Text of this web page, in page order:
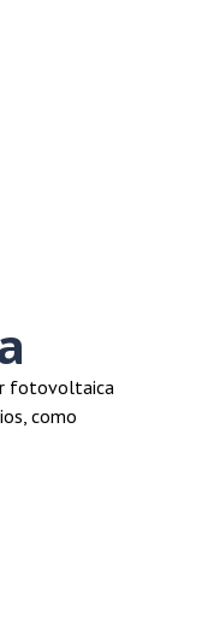
fotovoltaica
como